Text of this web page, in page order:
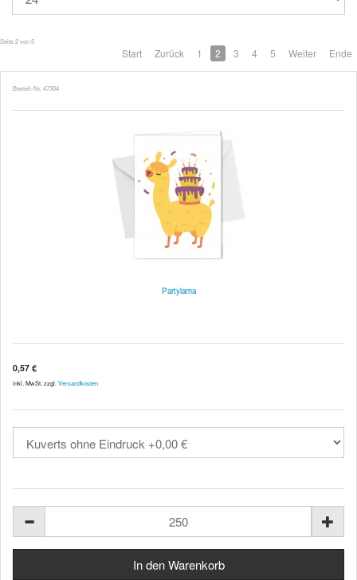
Seite 2 von 5
Start Zurück 1 2 3 4 5 Weiter Ende
Bestell-Nr. 47304
Partylama
0,57 €
inkl. MwSt. zzgl. Versandkosten